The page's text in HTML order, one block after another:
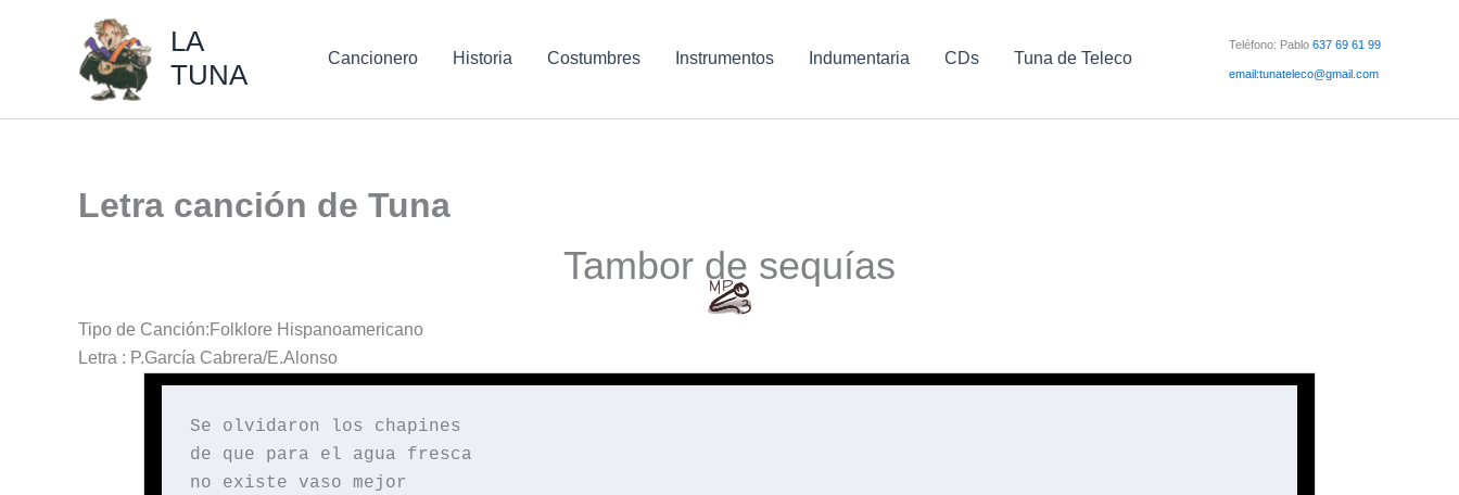
LA
TUNA
Cancionero Historia Costumbres Instrumentos Indumentaria CDs Tuna de Teleco
Teléfono: Pablo 637 69 61 99
email:tunateleco@gmail.com
Letra canción de Tuna
Tambor de sequías
Tipo de Canción:Folklore Hispanoamericano
Letra : P.García Cabrera/E.Alonso
Se olvidaron los chapines
de que para el agua fresca
no existe vaso mejor